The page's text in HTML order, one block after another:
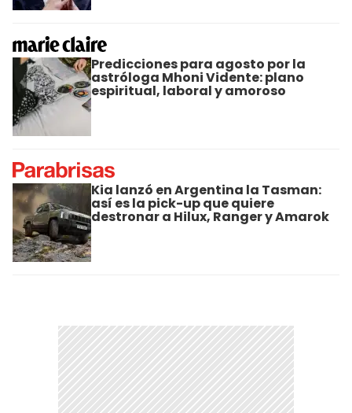
Predicciones para agosto por la
astróloga Mhoni Vidente: plano
espiritual, laboral y amoroso
Kia lanzó en Argentina la Tasman:
así es la pick-up que quiere
destronar a Hilux, Ranger y Amarok